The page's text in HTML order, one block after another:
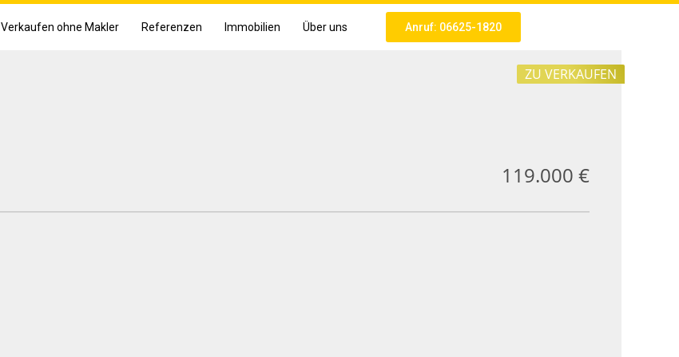
Verkaufen ohne Makler Referenzen Immobilien Über uns Anruf: 06625-1820
ZU VERKAUFEN
119.000 €